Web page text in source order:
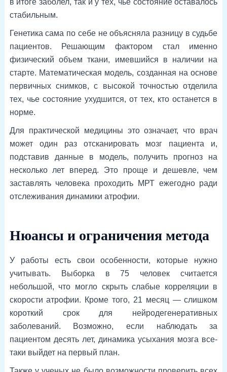
в итоге заболел, так и у тех, чье состояние оставалось
стабильным.
Генетика сама по себе не объясняла разницу в судьбе
пациентов. Решающим фактором стал именно
физический объем ткани, имевшийся в наличии на
старте. Математическая модель, созданная на основе
первичных снимков, с высокой точностью отделила
тех, чье состояние ухудшится, от тех, кто останется в
норме.
Для практической медицины это означает, что врач
может один раз отсканировать мозг пациента и,
подставив данные в модель, получить прогноз на
несколько лет вперед. Это проще и дешевле, чем
заставлять человека проходить МРТ ежегодно ради
отслеживания динамики атрофии.
Нюансы и ограничения метода
У работы есть свои особенности, которые нужно
учитывать. Выборка в 75 человек считается
небольшой, что могло скрыть слабые корреляции в
скорости атрофии. Кроме того, 21 месяц — слишком
короткий срок для нейродегенеративных
заболеваний. Возможно, если наблюдать за
пациентом десять лет, динамика усыхания мозга все-
таки выйдет на первый план.